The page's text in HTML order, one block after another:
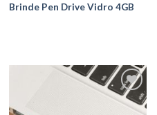
Brinde Pen Drive Vidro 4GB
Adicionar
aos meus